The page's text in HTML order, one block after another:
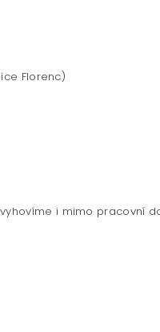
Florenc)
i mimo pracovní